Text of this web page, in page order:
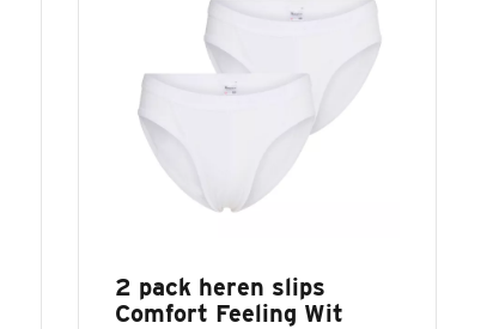
2 pack heren slips
Comfort Feeling Wit